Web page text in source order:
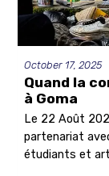
October 17, 2025
Quand la
à Goma
Le 22 Août
partenariat
étudiants et